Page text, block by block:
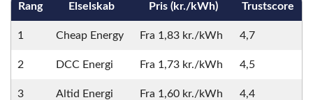
Rang Elselskab Pris (kr./kWh) Trustscore
1 Cheap Energy Fra 1,83 kr./kWh 4,7
2 DCC Energi Fra 1,73 kr./kWh 4,5
3 Altid Energi Fra 1,60 kr./kWh 4,4